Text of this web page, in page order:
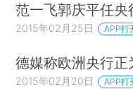
范一飞郭庆平任央
2015年02月25日 APP打
德媒称欧洲央行
2015年02月20日 APP打